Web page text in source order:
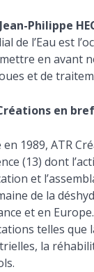
Philippe
de l’Eau est
en avant
et de
en
en 1989, ATR
(13) dont
et
de la
et en
telles que
la